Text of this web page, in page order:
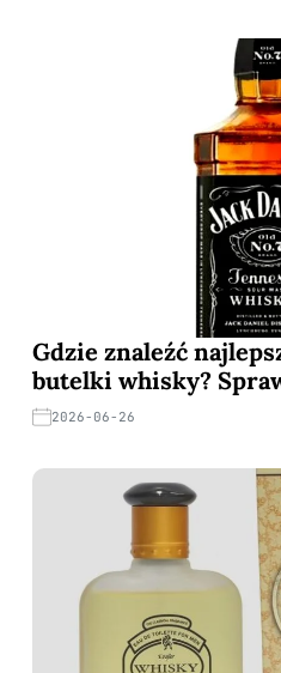
Gdzie znaleźć
butelki whisky?
2026-06-26